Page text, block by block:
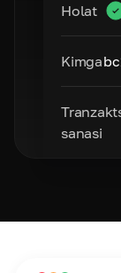
Holat
Kimga
sanasi